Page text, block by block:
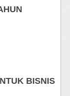
BISNIS